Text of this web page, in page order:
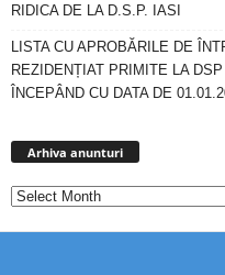
RIDICA DE LA D.S.P. IASI
LISTA CU APROBĂRILE DE
REZIDENȚIAT PRIMITE LA
ÎNCEPÂND CU DATA DE
Arhiva anunturi